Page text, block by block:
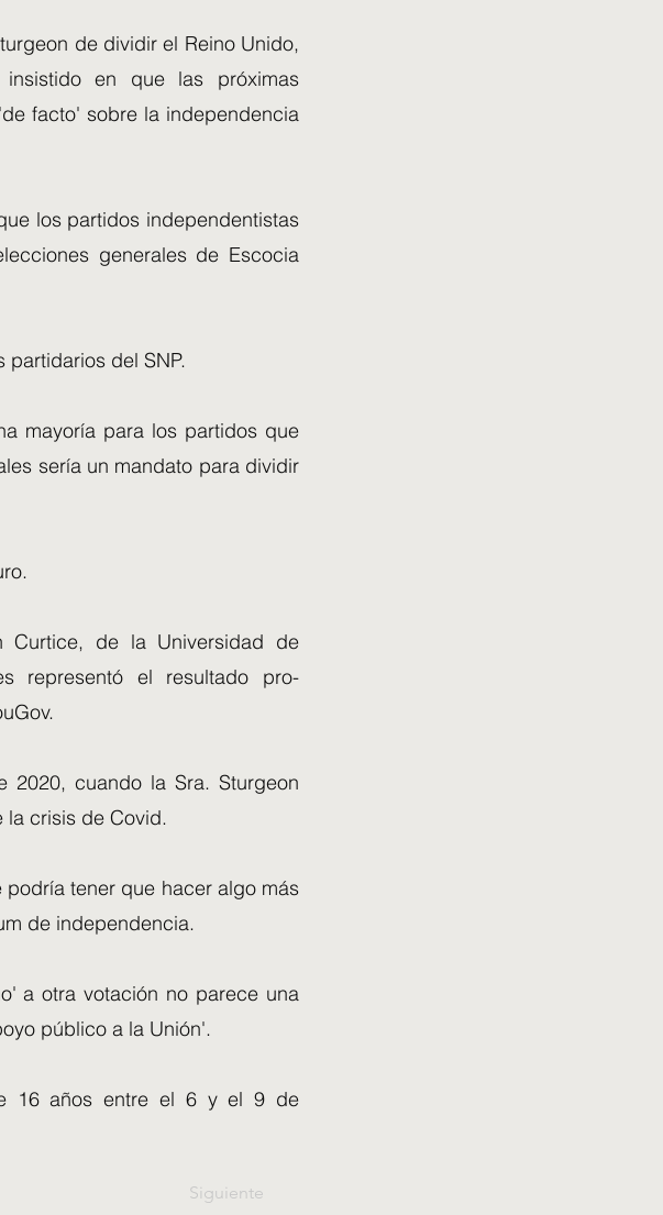
de dividir el Reino Unido,
en que las próximas
facto' sobre la independencia
los partidos independentistas
generales de Escocia
del SNP.
mayoría para los partidos que
sería un mandato para dividir
Curtice, de la Universidad de
representó el resultado pro-
cuando la Sra. Sturgeon
la crisis de Covid.
tener que hacer algo más
de independencia.
a otra votación no parece una
público a la Unión'.
16 años entre el 6 y el 9 de
Siguiente